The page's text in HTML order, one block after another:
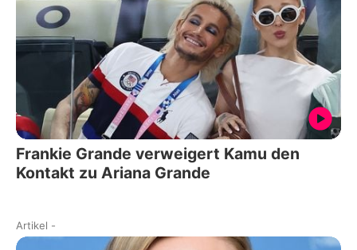
Frankie Grande verweigert Kamu den
Kontakt zu Ariana Grande
Artikel -